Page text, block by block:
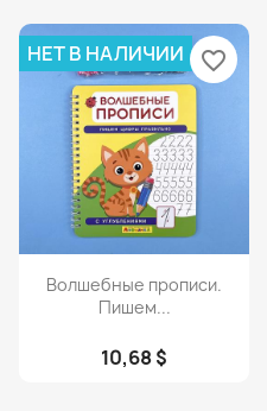
Просмотр
Волшебные прописи.
Пишем...
10,68 $
НЕТ В НАЛИЧИИ favorite_border